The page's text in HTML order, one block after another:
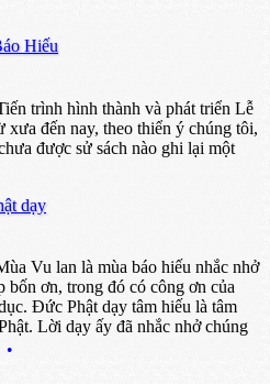
Hiếu
trình hình thành và phát triển Lễ
đến nay, theo thiển ý chúng tôi,
được sử sách nào ghi lại một
dạy
Vu lan là mùa báo hiếu nhắc nhở
bốn ơn, trong đó có công ơn của
Đức Phật dạy tâm hiếu là tâm
Lời dạy ấy đã nhắc nhở chúng